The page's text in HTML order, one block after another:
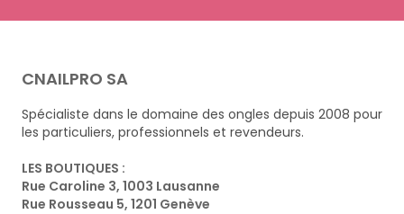
CNAILPRO SA
Spécialiste dans le domaine des ongles depuis 2008 pour
les particuliers, professionnels et revendeurs.
LES BOUTIQUES :
Rue Caroline 3, 1003 Lausanne
Rue Rousseau 5, 1201 Genève